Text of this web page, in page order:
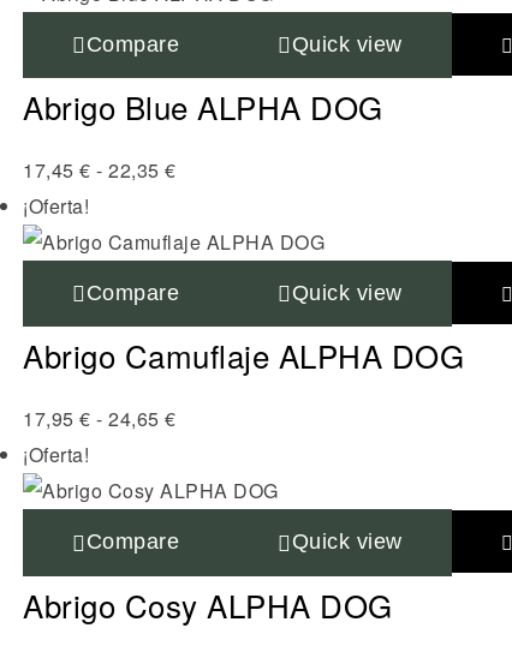
Compare Quick view
Abrigo Blue ALPHA DOG
17,45 € - 22,35 €
¡Oferta!
Compare Quick view
Abrigo Camuflaje ALPHA DOG
17,95 € - 24,65 €
¡Oferta!
Compare Quick view
Abrigo Cosy ALPHA DOG